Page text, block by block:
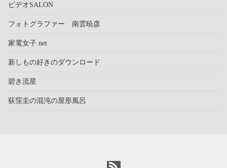
ビデオSALON
フォトグラファー 南雲暁彦
家電女子.net
新しもの好きのダウンロード
碧き流星
荻窪圭の混沌の屋形風呂